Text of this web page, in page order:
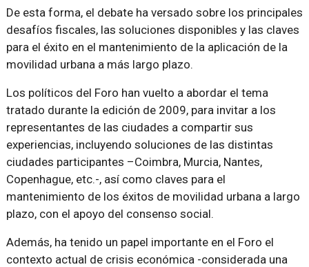
De esta forma, el debate ha versado sobre los principales
desafíos fiscales, las soluciones disponibles y las claves
para el éxito en el mantenimiento de la aplicación de la
movilidad urbana a más largo plazo.
Los políticos del Foro han vuelto a abordar el tema
tratado durante la edición de 2009, para invitar a los
representantes de las ciudades a compartir sus
experiencias, incluyendo soluciones de las distintas
ciudades participantes –Coimbra, Murcia, Nantes,
Copenhague, etc.-, así como claves para el
mantenimiento de los éxitos de movilidad urbana a largo
plazo, con el apoyo del consenso social.
Además, ha tenido un papel importante en el Foro el
contexto actual de crisis económica -considerada una